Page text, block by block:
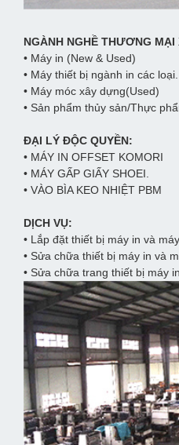
NGÀNH NGHỀ THƯƠNG MẠI
• Máy in (New & Used)
• Máy thiết bị ngành in các loại.
• Máy móc xây dựng(Used)
• Sản phẩm thủy sản/Thực
ĐẠI LÝ ĐỘC QUYỀN:
• MÁY IN OFFSET KOMORI
• MÁY GẤP GIẤY SHOEI.
• VÀO BÌA KEO NHIỆT PBM
DỊCH VỤ:
• Lắp đặt thiết bị máy in và
• Sửa chữa thiết bị máy in và
• Sửa chữa trang thiết bị máy